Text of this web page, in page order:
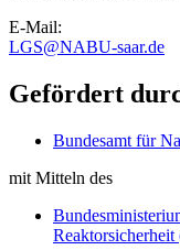
E-Mail:
LGS@NABU-saar.de
Gefördert
Bundesamt für
mit Mitteln des